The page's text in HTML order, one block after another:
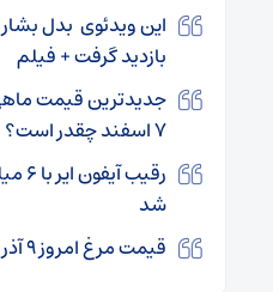
بازدید گرفت + فیلم
جدیدترین قیمت ماهی
۷ اسفند چقدر است؟
شد
قیمت مرغ امروز ۹ آذر ۱۴۰۴ / سینه مرغ چند؟